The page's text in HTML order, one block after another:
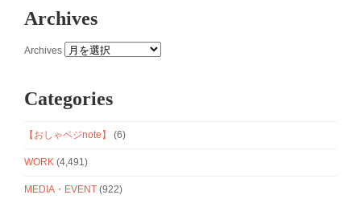
Archives
Archives
Categories
【おしゃベジnote】 (6)
WORK (4,491)
MEDIA・EVENT (922)